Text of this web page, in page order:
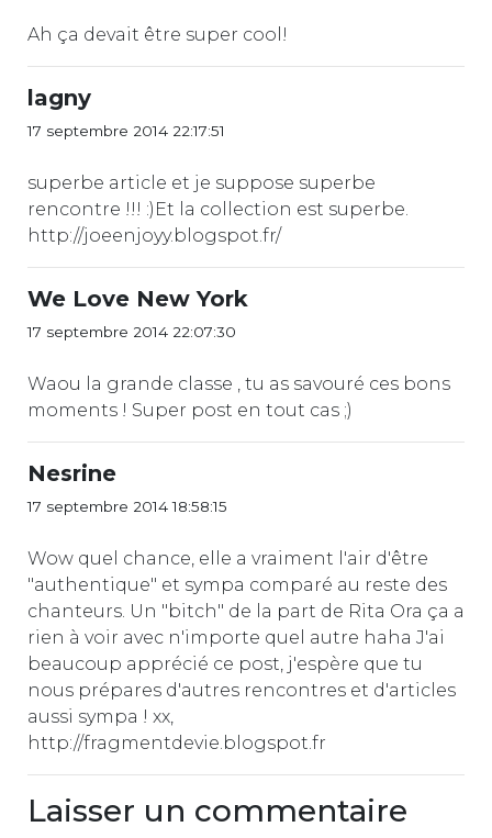
Ah ça devait être super cool!
lagny
17 septembre 2014 22:17:51
superbe article et je suppose superbe
rencontre !!! :)Et la collection est superbe.
http://joeenjoyy.blogspot.fr/
We Love New York
17 septembre 2014 22:07:30
Waou la grande classe , tu as savouré ces bons
moments ! Super post en tout cas ;)
Nesrine
17 septembre 2014 18:58:15
Wow quel chance, elle a vraiment l'air d'être
"authentique" et sympa comparé au reste des
chanteurs. Un "bitch" de la part de Rita Ora ça a
rien à voir avec n'importe quel autre haha J'ai
beaucoup apprécié ce post, j'espère que tu
nous prépares d'autres rencontres et d'articles
aussi sympa ! xx,
http://fragmentdevie.blogspot.fr
Laisser un commentaire